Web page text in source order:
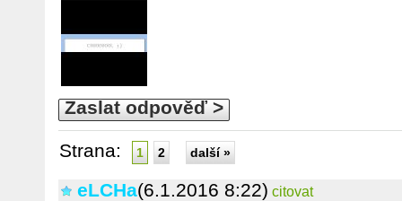
Zaslat odpověď >
Strana: 1 2 další »
eLCHa(6.1.2016 8:22) citovat